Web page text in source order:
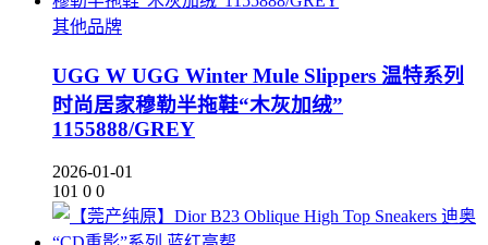
其他品牌
UGG W UGG Winter Mule Slippers 温特系列
时尚居家穆勒半拖鞋“木灰加绒”
1155888/GREY
2026-01-01
101 0 0